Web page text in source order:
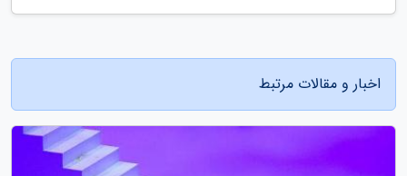
اخبار و مقالات مرتبط